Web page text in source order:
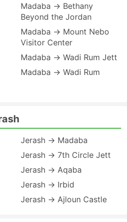
Madaba → Bethany
Beyond the Jordan
Madaba → Mount Nebo
Visitor Center
Madaba → Wadi Rum Jett
Madaba → Wadi Rum
Jerash → Madaba
Jerash → 7th Circle Jett
Jerash → Aqaba
Jerash → Irbid
Jerash → Ajloun Castle